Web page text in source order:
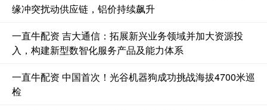
缘冲突扰动供应链，铝价持续飙升
一直牛配资 吉大通信：拓展新兴业务领域并加大资源投
入，构建新型数智化服务产品及能力体系
一直牛配资 中国首次！光谷机器狗成功挑战海拔4700米巡
检